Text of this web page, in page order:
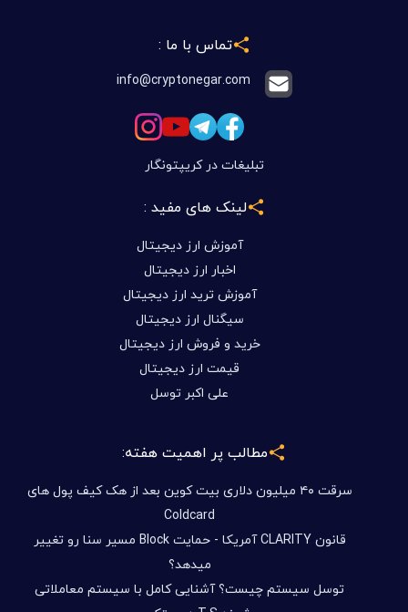
تماس با ما :
info@cryptonegar.com
تبلیغات در کریپتونگار
لینک های مفید :
آموزش ارز دیجیتال
اخبار ارز دیجیتال
آموزش ترید ارز دیجیتال
سیگنال ارز دیجیتال
خرید و فروش ارز دیجیتال
قیمت ارز دیجیتال
علی اکبر توسل
مطالب پر اهمیت هفته:
سرقت ۴۰ میلیون دلاری بیت کوین بعد از هک کیف پول های
Coldcard
قانون CLARITY آمریکا - حمایت Block مسیر سنا رو تغییر
میدهد؟
توسل سیستم چیست؟ آشنایی کامل با سیستم معاملاتی